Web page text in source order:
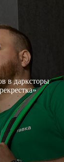
в дарксторы